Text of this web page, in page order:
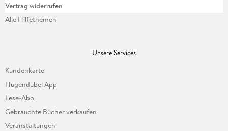
Vertrag widerrufen
Alle Hilfethemen
Unsere Services
Kundenkarte
Hugendubel App
Lese-Abo
Gebrauchte Bücher verkaufen
Veranstaltungen